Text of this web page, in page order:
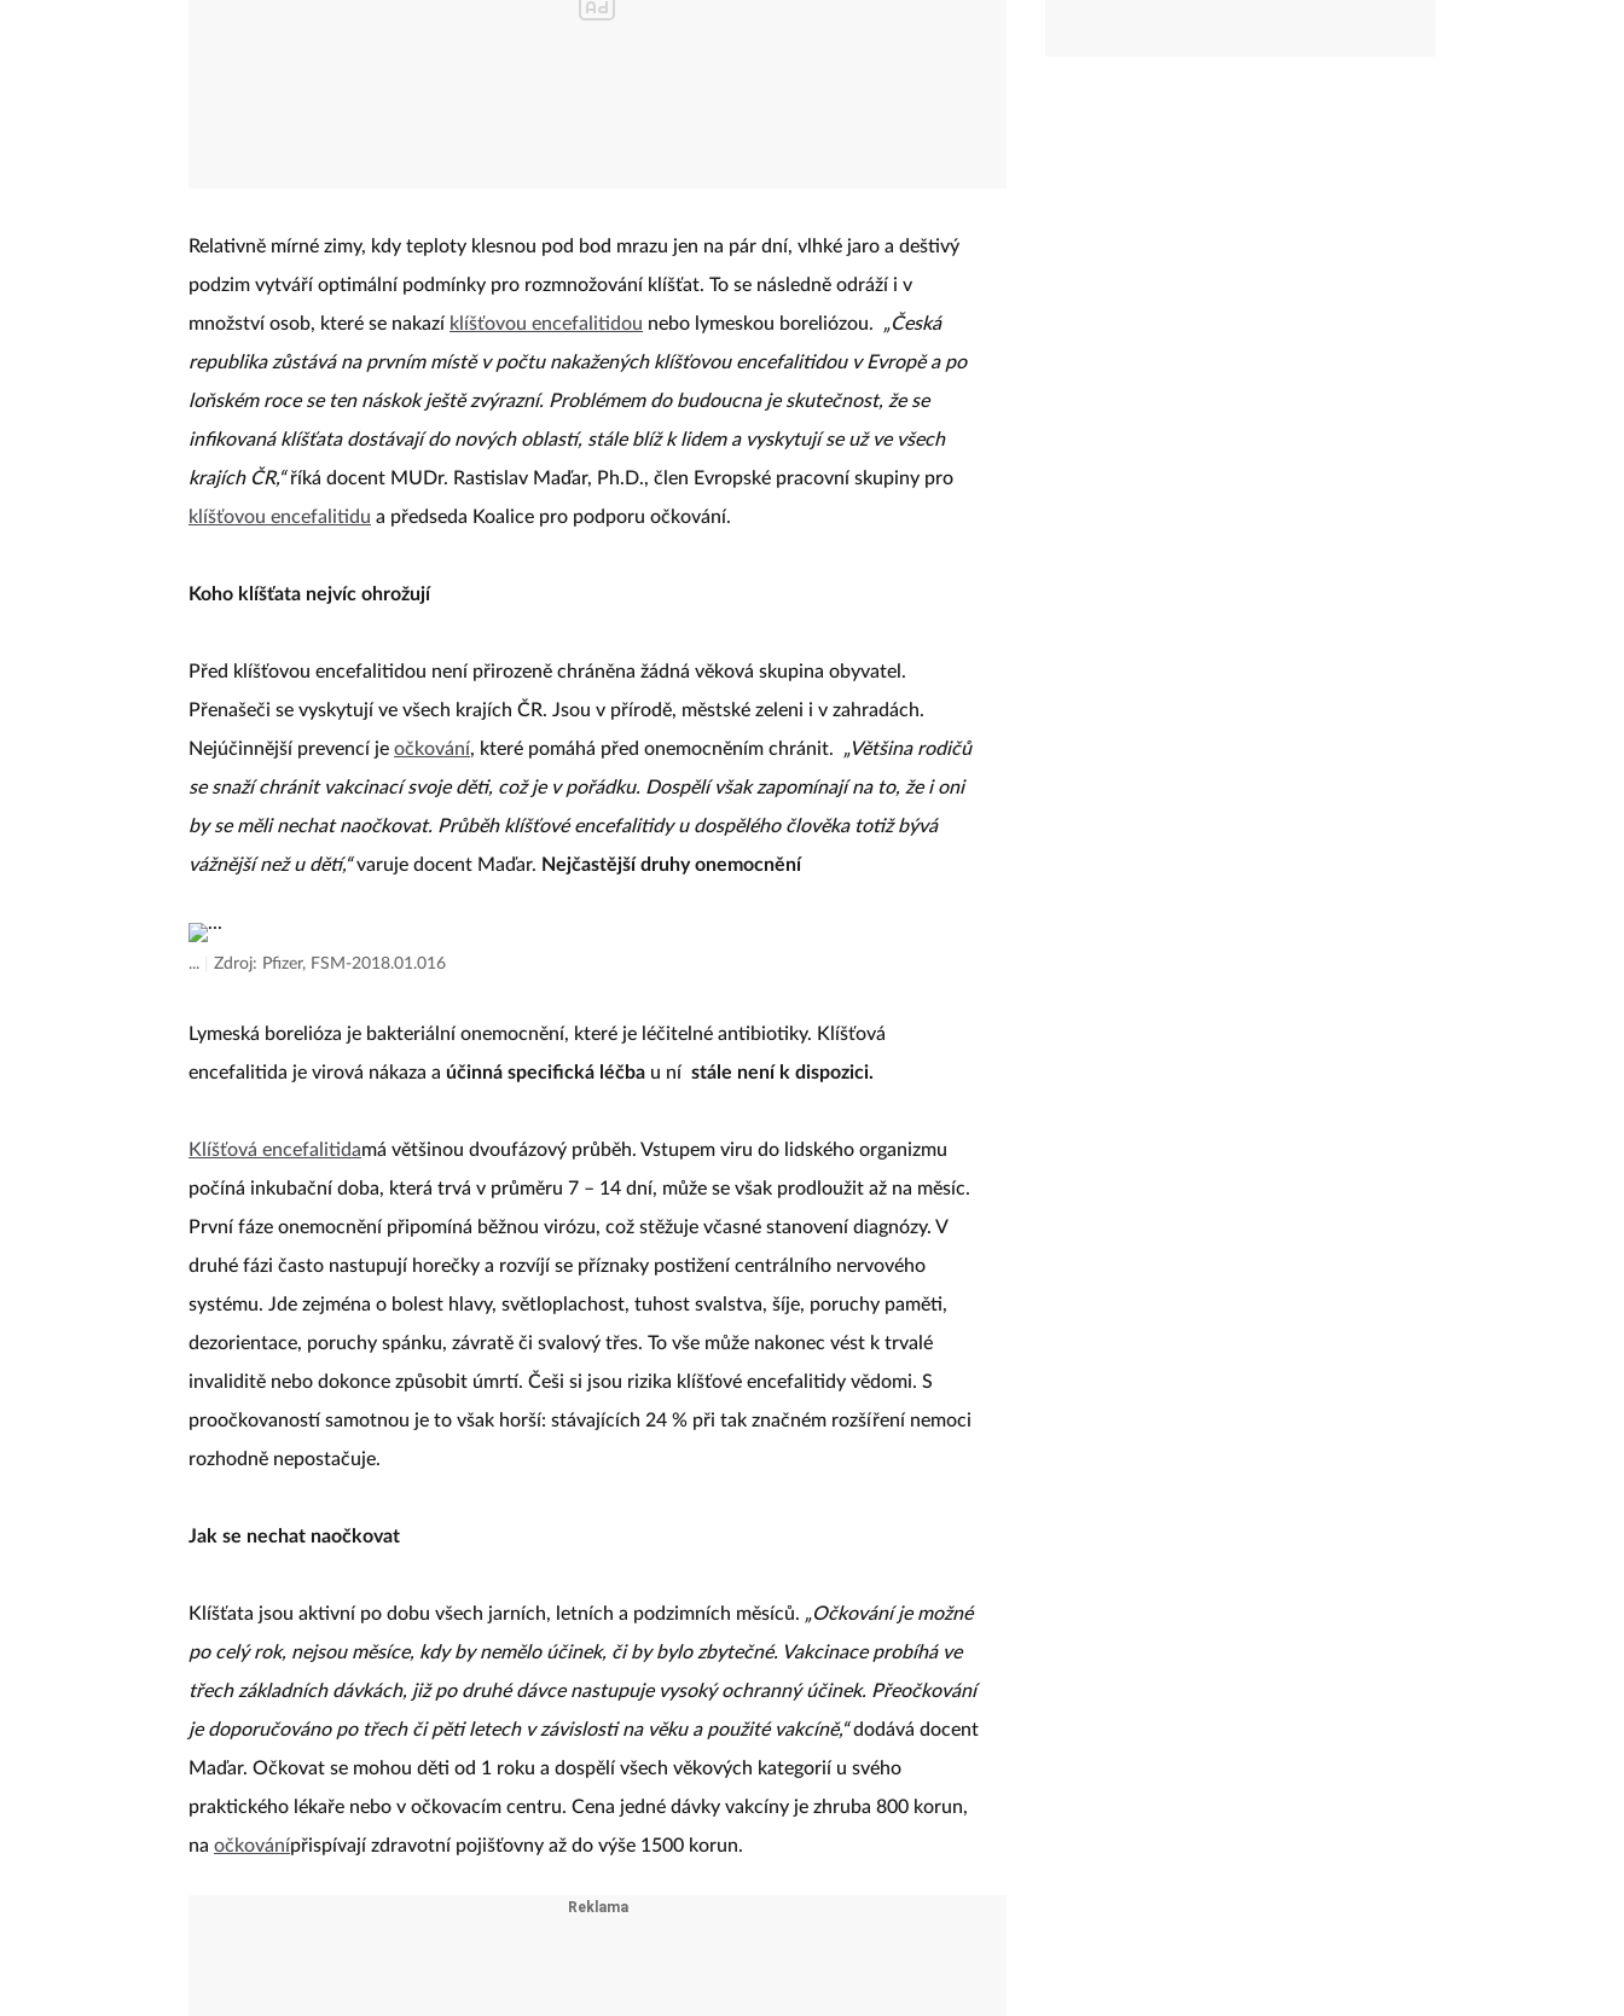
Relativně mírné zimy, kdy teploty klesnou pod bod mrazu jen na pár dní, vlhké jaro a deštivý
podzim vytváří optimální podmínky pro rozmnožování klíšťat. To se následně odráží i v
množství osob, které se nakazí klíšťovou encefalitidou nebo lymeskou boreliózou.
„Česká
republika zůstává na prvním místě v počtu nakažených klíšťovou encefalitidou v Evropě a po
loňském roce se ten náskok ještě zvýrazní. Problémem do budoucna je skutečnost, že se
infikovaná klíšťata dostávají do nových oblastí, stále blíž k lidem a vyskytují se už ve všech
krajích ČR,“říká docent MUDr. Rastislav Maďar, Ph.D., člen Evropské pracovní skupiny pro
klíšťovou encefalitidu a předseda Koalice pro podporu očkování.
Koho klíšťata nejvíc ohrožují
Před klíšťovou encefalitidou není přirozeně chráněna žádná věková skupina obyvatel.
Přenašeči se vyskytují ve všech krajích ČR. Jsou v přírodě, městské zeleni i v zahradách.
Nejúčinnější prevencí je očkování, které pomáhá před onemocněním chránit.
„Většina rodičů
se snaží chránit vakcinací svoje děti, což je v pořádku. Dospělí však zapomínají na to, že i oni
by se měli nechat naočkovat. Průběh klíšťové encefalitidy u dospělého člověka totiž bývá
vážnější než u dětí,“varuje docent Maďar. Nejčastější druhy onemocnění
... Zdroj: Pfizer, FSM-2018.01.016
Lymeská borelióza je bakteriální onemocnění, které je léčitelné antibiotiky. Klíšťová
encefalitida je virová nákaza a účinná specifická léčba u ní stále není k dispozici.
Klíšťová encefalitidamá většinou dvoufázový průběh. Vstupem viru do lidského organizmu
počíná inkubační doba, která trvá v průměru 7 – 14 dní, může se však prodloužit až na měsíc.
První fáze onemocnění připomíná běžnou virózu, což stěžuje včasné stanovení diagnózy. V
druhé fázi často nastupují horečky a rozvíjí se příznaky postižení centrálního nervového
systému. Jde zejména o bolest hlavy, světloplachost, tuhost svalstva, šíje, poruchy paměti,
dezorientace, poruchy spánku, závratě či svalový třes. To vše může nakonec vést k trvalé
invaliditě nebo dokonce způsobit úmrtí. Češi si jsou rizika klíšťové encefalitidy vědomi. S
proočkovaností samotnou je to však horší: stávajících 24 % při tak značném rozšíření nemoci
rozhodně nepostačuje.
Jak se nechat naočkovat
Klíšťata jsou aktivní po dobu všech jarních, letních a podzimních měsíců. „Očkování je možné
po celý rok, nejsou měsíce, kdy by nemělo účinek, či by bylo zbytečné. Vakcinace probíhá ve
třech základních dávkách, již po druhé dávce nastupuje vysoký ochranný účinek. Přeočkování
je doporučováno po třech či pěti letech v závislosti na věku a použité vakcíně,“dodává docent
Maďar. Očkovat se mohou děti od 1 roku a dospělí všech věkových kategorií u svého
praktického lékaře nebo v očkovacím centru. Cena jedné dávky vakcíny je zhruba 800 korun,
na očkovánípřispívají zdravotní pojišťovny až do výše 1500 korun.